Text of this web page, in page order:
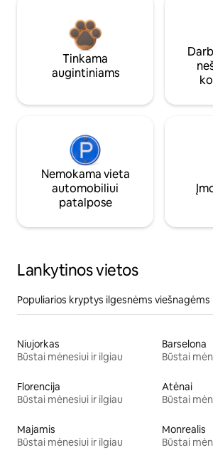
Tinkama
augintiniams
Nemokama vieta
automobiliui
patalpose
Lankytinos vietos
Populiarios kryptys ilgesnėms viešnagėms
Niujorkas
Būstai mėnesiui ir ilgiau
Barselona
Būstai
Florencija
Būstai mėnesiui ir ilgiau
Atėnai
Būstai
Majamis
Būstai mėnesiui ir ilgiau
Monrealis
Būstai